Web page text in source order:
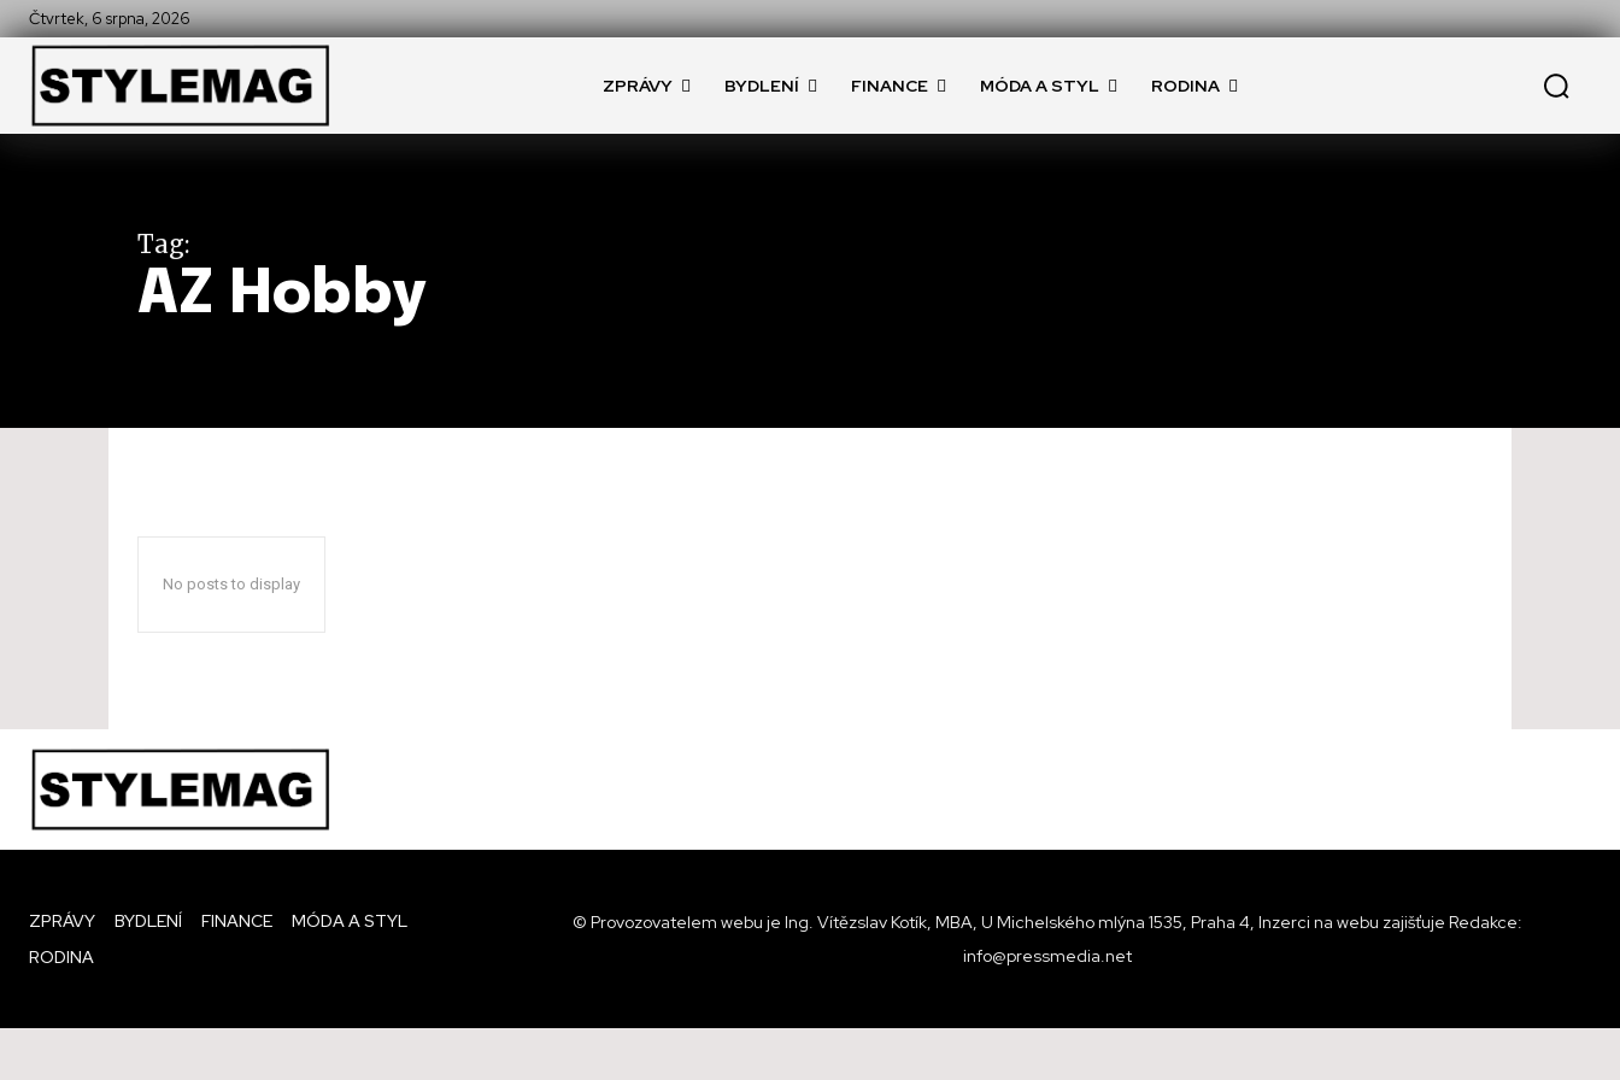
Čtvrtek, 6 srpna, 2026
ZPRÁVY BYDLENÍ FINANCE MÓDA A STYL RODINA
Tag:
AZ Hobby
No posts to display
ZPRÁVY BYDLENÍ FINANCE
MÓDA A STYL
RODINA
© Provozovatelem webu je Ing. Vítězslav Kotík, MBA, U Michelského mlýna 1535, Praha 4, Inzerci na webu zajišťuje Redakce:
info@pressmedia.net